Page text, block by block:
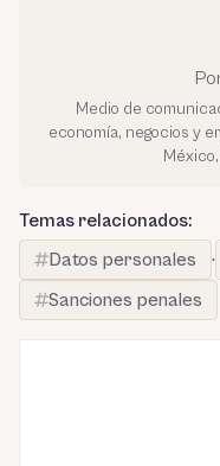
Medio de
economía, negocios y
Temas relacionados:
Datos personales
·
Sanciones penales